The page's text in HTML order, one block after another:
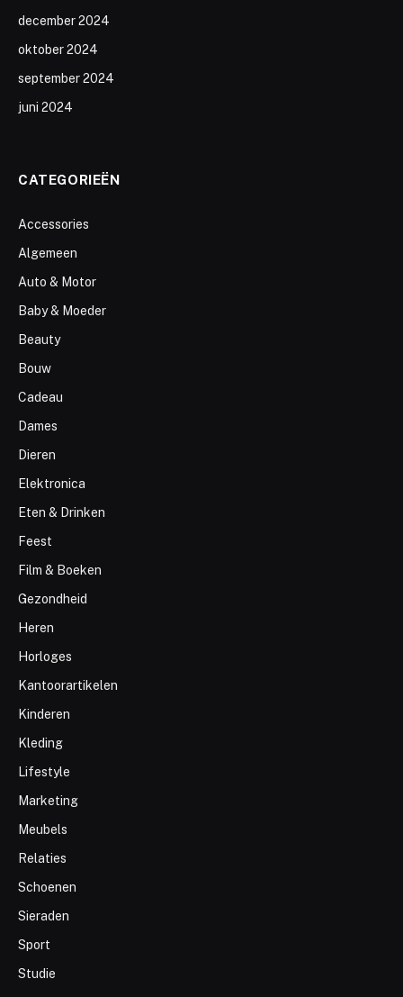
december 2024
oktober 2024
september 2024
juni 2024
CATEGORIEËN
Accessories
Algemeen
Auto & Motor
Baby & Moeder
Beauty
Bouw
Cadeau
Dames
Dieren
Elektronica
Eten & Drinken
Feest
Film & Boeken
Gezondheid
Heren
Horloges
Kantoorartikelen
Kinderen
Kleding
Lifestyle
Marketing
Meubels
Relaties
Schoenen
Sieraden
Sport
Studie